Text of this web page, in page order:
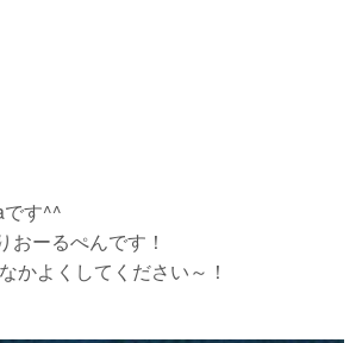
す^^
ーるぺんです！
かよくしてください～！